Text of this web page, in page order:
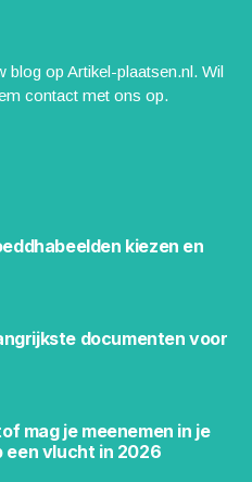
blog op Artikel-plaatsen.nl. Wil
contact met ons op.
kiezen en
documenten voor
mag je meenemen in je
een vlucht in 2026